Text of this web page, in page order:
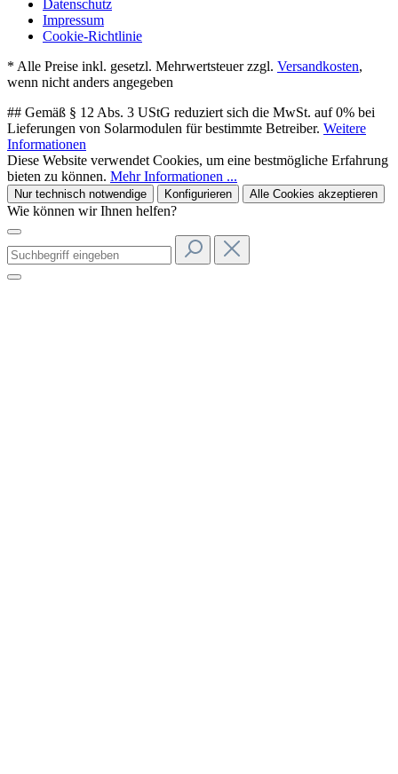
Datenschutz
Impressum
Cookie-Richtlinie
* Alle Preise inkl. gesetzl. Mehrwertsteuer zzgl. Versandkosten,
wenn nicht anders angegeben
## Gemäß § 12 Abs. 3 UStG reduziert sich die MwSt. auf 0% bei
Lieferungen von Solarmodulen für bestimmte Betreiber. Weitere
Informationen
Diese Website verwendet Cookies, um eine bestmögliche Erfahrung
bieten zu können. Mehr Informationen ...
Nur technisch notwendige Konfigurieren Alle Cookies akzeptieren
Wie können wir Ihnen helfen?